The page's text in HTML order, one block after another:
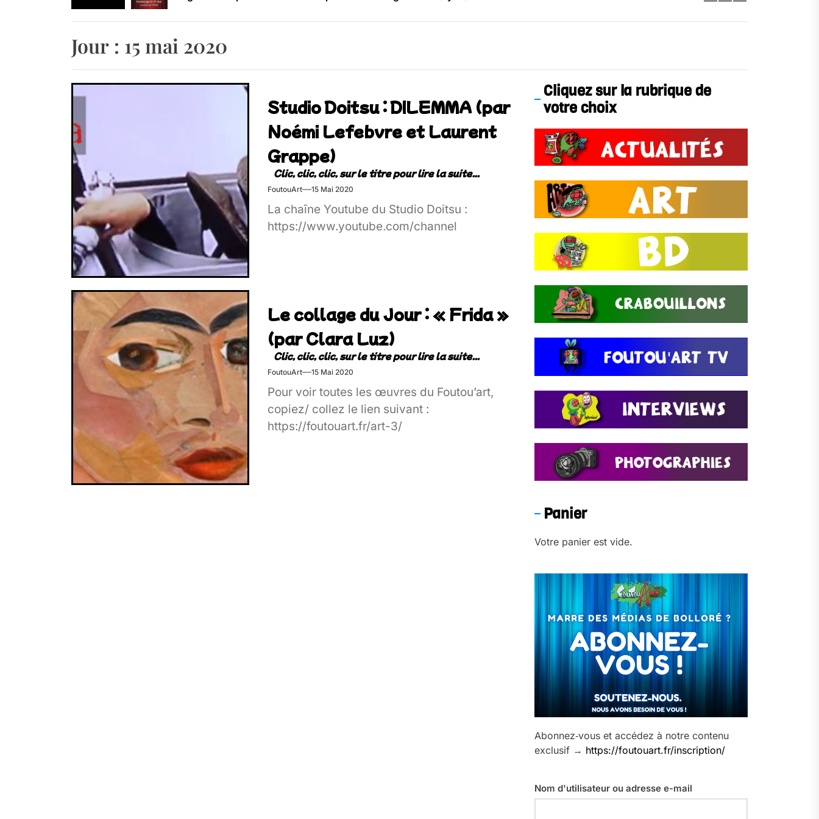
Retrouvez-nous au Bos’Tock Festival – Samedi 18 juillet (Vaulx-en-Velin)
Jour : 15 mai 2020
Studio Doitsu : DILEMMA (par
Noémi Lefebvre et Laurent
Grappe)
FoutouArt 15 Mai 2020
La chaîne Youtube du Studio Doitsu :
https://www.youtube.com/channel
Le collage du Jour : « Frida »
(par Clara Luz)
FoutouArt 15 Mai 2020
Pour voir toutes les œuvres du Foutou’art,
copiez/ collez le lien suivant :
https://foutouart.fr/art-3/
Cliquez sur la rubrique de
votre choix
Panier
Votre panier est vide.
Abonnez‑vous et accédez à notre contenu
exclusif → https://foutouart.fr/inscription/
Nom d'utilisateur ou adresse e-mail